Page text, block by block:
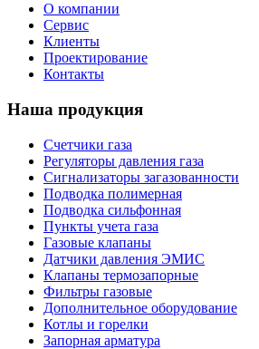
О компании
Сервис
Клиенты
Проектирование
Контакты
Наша продукция
Счетчики газа
Регуляторы давления газа
Сигнализаторы загазованности
Подводка полимерная
Подводка сильфонная
Пункты учета газа
Газовые клапаны
Датчики давления ЭМИС
Клапаны термозапорные
Фильтры газовые
Дополнительное оборудование
Котлы и горелки
Запорная арматура